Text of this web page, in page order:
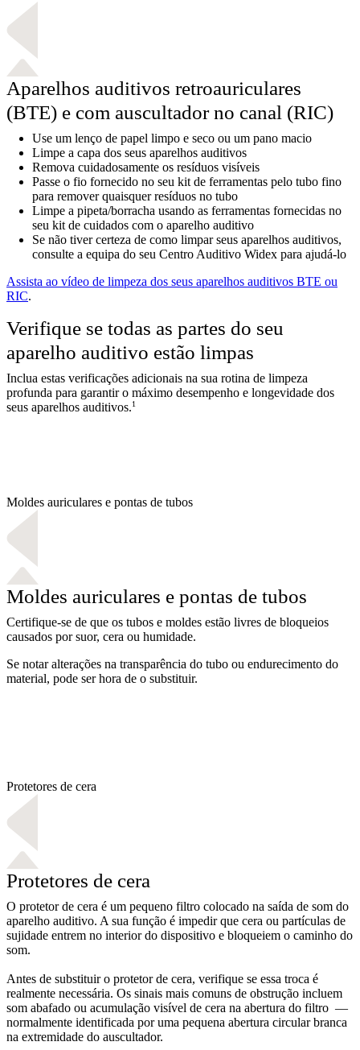
Aparelhos auditivos retroauriculares
(BTE) e com auscultador no canal (RIC)
Use um lenço de papel limpo e seco ou um pano macio
Limpe a capa dos seus aparelhos auditivos
Remova cuidadosamente os resíduos visíveis
Passe o fio fornecido no seu kit de ferramentas pelo tubo fino
para remover quaisquer resíduos no tubo
Limpe a pipeta/borracha usando as ferramentas fornecidas no
seu kit de cuidados com o aparelho auditivo
Se não tiver certeza de como limpar seus aparelhos auditivos,
consulte a equipa do seu Centro Auditivo Widex para ajudá-lo
Assista ao vídeo de limpeza dos seus aparelhos auditivos BTE ou
RIC.
Verifique se todas as partes do seu
aparelho auditivo estão limpas
Inclua estas verificações adicionais na sua rotina de limpeza
profunda para garantir o máximo desempenho e longevidade dos
seus aparelhos auditivos.1
Moldes auriculares e pontas de tubos
Moldes auriculares e pontas de tubos
Certifique-se de que os tubos e moldes estão livres de bloqueios
causados por suor, cera ou humidade.
Se notar alterações na transparência do tubo ou endurecimento do
material, pode ser hora de o substituir.
Protetores de cera
Protetores de cera
O protetor de cera é um pequeno filtro colocado na saída de som do
aparelho auditivo. A sua função é impedir que cera ou partículas de
sujidade entrem no interior do dispositivo e bloqueiem o caminho do
som.
Antes de substituir o protetor de cera, verifique se essa troca é
realmente necessária. Os sinais mais comuns de obstrução incluem
som abafado ou acumulação visível de cera na abertura do filtro —
normalmente identificada por uma pequena abertura circular branca
na extremidade do auscultador.